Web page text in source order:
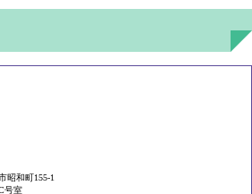
昭和町155-1
号室